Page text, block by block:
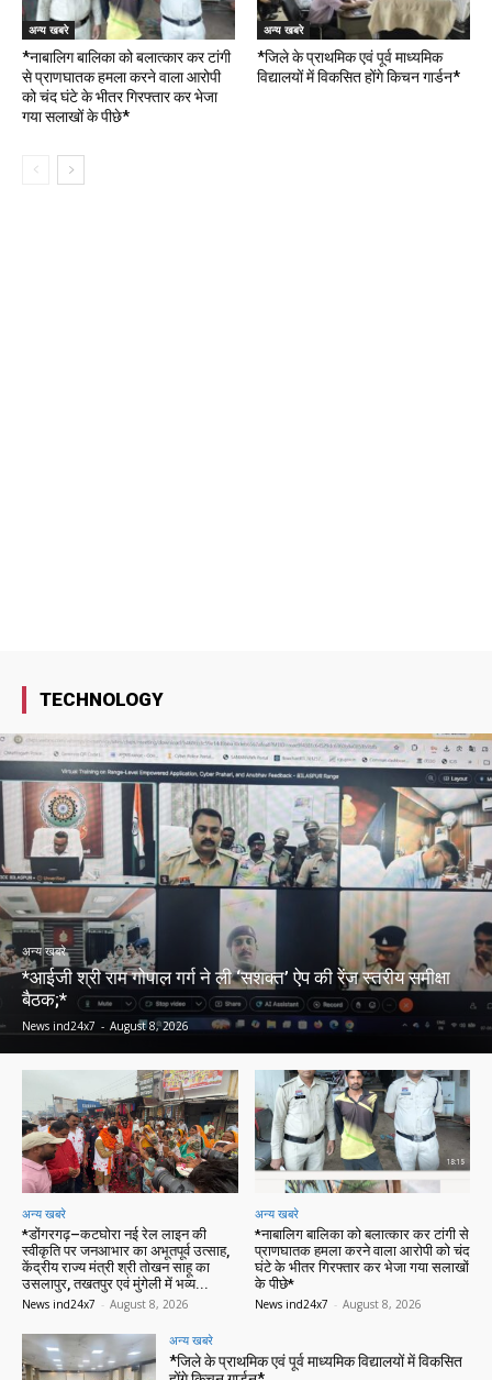
अन्य खबरे
*नाबालिग बालिका को बलात्कार कर टांगी
से प्राणघातक हमला करने वाला आरोपी
को चंद घंटे के भीतर गिरफ्तार कर भेजा
गया सलाखों के पीछे*
अन्य खबरे
*जिले के प्राथमिक एवं पूर्व माध्यमिक
विद्यालयों में विकसित होंगे किचन गार्डन*
TECHNOLOGY
अन्य खबरे
*आईजी श्री राम गोपाल गर्ग ने ली ‘सशक्त’ ऐप की रेंज स्तरीय समीक्षा
बैठक;*
News ind24x7 - August 8, 2026
अन्य खबरे
*डोंगरगढ़–कटघोरा नई रेल लाइन की
स्वीकृति पर जनआभार का अभूतपूर्व उत्साह,
केंद्रीय राज्य मंत्री श्री तोखन साहू का
उसलापुर, तखतपुर एवं मुंगेली में भव्य...
News ind24x7 - August 8, 2026
अन्य खबरे
*नाबालिग बालिका को बलात्कार कर टांगी से
प्राणघातक हमला करने वाला आरोपी को चंद
घंटे के भीतर गिरफ्तार कर भेजा गया सलाखों
के पीछे*
News ind24x7 - August 8, 2026
अन्य खबरे
*जिले के प्राथमिक एवं पूर्व माध्यमिक विद्यालयों में विकसित